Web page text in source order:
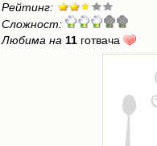
Рейтинг:
Сложност:
Любима на 11 готвача